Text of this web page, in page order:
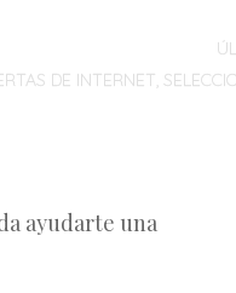
DE INTERNET,
ayudarte una